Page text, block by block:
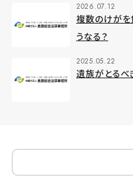
2026.07.12
複数のけがを
うなる？
2025.05.22
遺族がとるべ